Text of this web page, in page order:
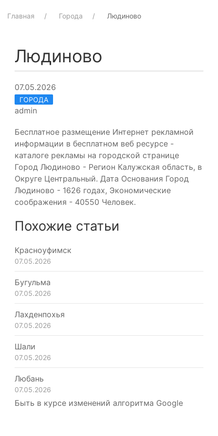
Главная Города Людиново
Людиново
07.05.2026
ГОРОДА
admin
Бесплатное размещение Интернет рекламной
информации в бесплатном веб ресурсе -
каталоге рекламы на городской странице
Город Людиново - Регион Калужская область, в
Округе Центральный. Дата Основания Город
Людиново - 1626 годах, Экономические
соображения - 40550 Человек.
Похожие статьи
Красноуфимск
07.05.2026
Бугульма
07.05.2026
Лахденпохья
07.05.2026
Шали
07.05.2026
Любань
07.05.2026
Быть в курсе изменений алгоритма Google